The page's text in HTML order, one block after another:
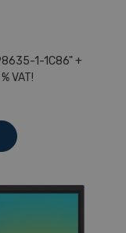
1-1C86" +
VAT!